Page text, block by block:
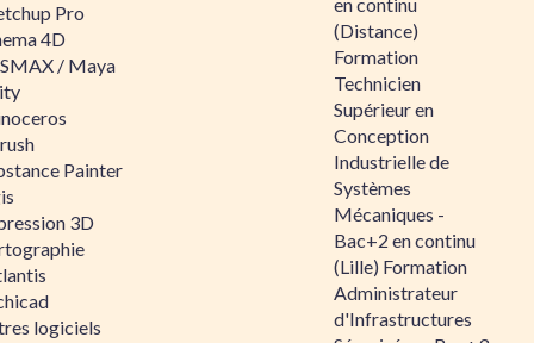
Pro
4D
/ Maya
Painter
3D
logiciels
(Distance)
Formation
Technicien
Supérieur en
Conception
Industrielle de
Systèmes
Mécaniques -
Bac+2 en continu
(Lille) Formation
Administrateur
d'Infrastructures